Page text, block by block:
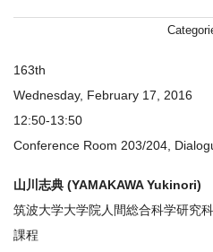
163th
Wednesday, February 17, 2016
12:50-13:50
Conference Room 203/204,
山川志典 (YAMAKAWA Yukinori)
筑波大学大学院人間総合科学研究
課程